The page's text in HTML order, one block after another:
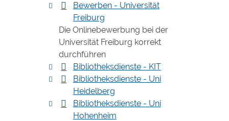
Bewerben - Universität
Freiburg
Die Onlinebewerbung bei der
Universität Freiburg korrekt
durchführen
Bibliotheksdienste - KIT
Bibliotheksdienste - Uni
Heidelberg
Bibliotheksdienste - Uni
Hohenheim